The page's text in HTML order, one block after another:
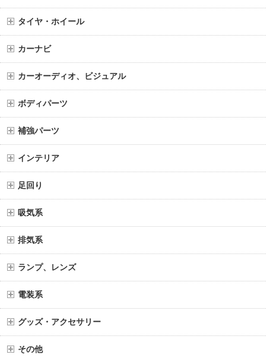
タイヤ・ホイール
カーナビ
カーオーディオ、ビジュアル
ボディパーツ
補強パーツ
インテリア
足回り
吸気系
排気系
ランプ、レンズ
電装系
グッズ・アクセサリー
その他